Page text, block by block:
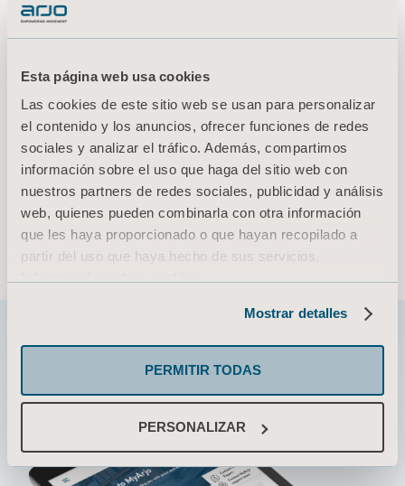
Esta página web usa cookies
Las cookies de este sitio web se usan para personalizar
el contenido y los anuncios, ofrecer funciones de redes
sociales y analizar el tráfico. Además, compartimos
información sobre el uso que haga del sitio web con
nuestros partners de redes sociales, publicidad y análisis
web, quienes pueden combinarla con otra información
que les haya proporcionado o que hayan recopilado a
partir del uso que haya hecho de sus servicios.
Mostrar detalles
PERMITIR TODAS
PERSONALIZAR
¿Es usted un empleado de Arjo?
sesión aquí
Condiciones de uso
Política de privacidad
Aviso legal
Información sobre cookies
© 2026 Arjo · Todos los derechos reservados